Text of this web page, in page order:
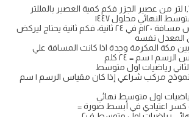
النهائي محلول ١٤٤٧
يستطيع مازن الركض مسافة ۱۲۰م في ٢٤ ثانية، فكم ثانية يحتاج ليركض
مكة المكرمة وجدة اذا كانت المسافة علي
رياضيات اول متوسط
عامل المقياس في نموذج مركب شراعي إذا كان مقياس الرسم ١ سم
رياضيات اول متوسط نهائي